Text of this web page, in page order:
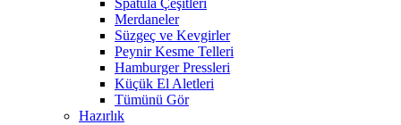
Spatula Çeşitleri
Merdaneler
Süzgeç ve Kevgirler
Peynir Kesme Telleri
Hamburger Pressleri
Küçük El Aletleri
Tümünü Gör
Hazırlık